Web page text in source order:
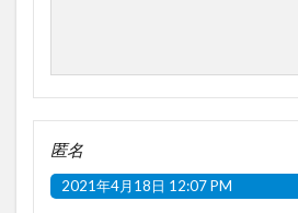
匿名
2021年4月18日 12:07 PM